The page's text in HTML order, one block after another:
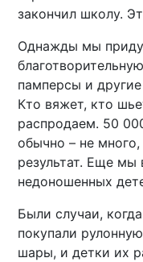
закончил школу.
Однажды мы
памперсы и
Кто вяжет, кто
распродаем. 50
обычно – не
результат. Еще
недоношенных
Были случаи,
покупали
шары, и детки их